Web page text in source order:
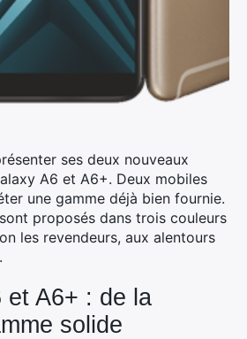
ses deux nouveaux
A6 et A6+. Deux mobiles
une gamme déjà bien fournie.
proposés dans trois couleurs
les revendeurs, aux alentours
et A6+ : de la
solide